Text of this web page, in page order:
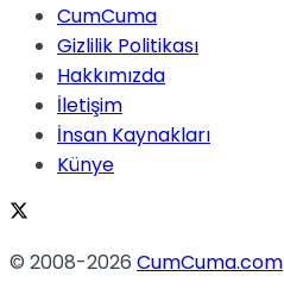
CumCuma
Gizlilik Politikası
Hakkımızda
İletişim
İnsan Kaynakları
Künye
© 2008-2026 CumCuma.com